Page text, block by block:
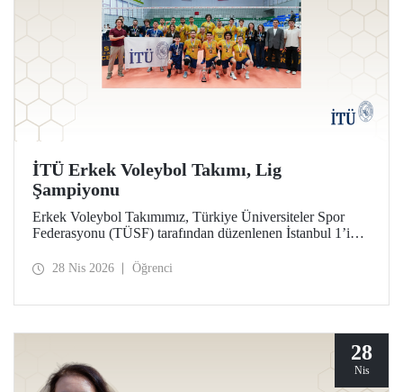
İTÜ Erkek Voleybol Takımı, Lig
Şampiyonu
Erkek Voleybol Takımımız, Türkiye Üniversiteler Spor
Federasyonu (TÜSF) tarafından düzenlenen İstanbul 1’inci
28 Nis 2026 Öğrenci
28
Nis